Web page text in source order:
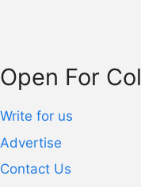
Open For
Write for us
Advertise
Contact Us